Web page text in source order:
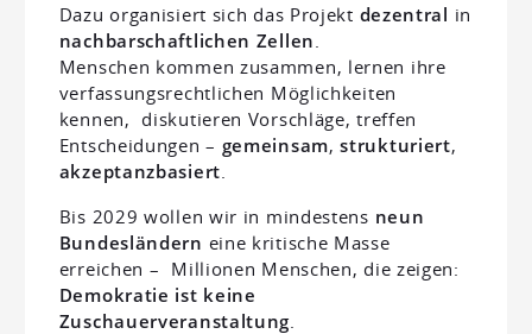
Dazu organisiert sich das Projekt dezentral in
nachbarschaftlichen Zellen
Menschen kommen zusammen, lernen ihre
verfassungsrechtlichen Möglichkeiten
kennen, diskutieren Vorschläge, treffen
Entscheidungen – gemeinsam,strukturiert,
akzeptanzbasiert
Bis 2029 wollen wir in mindestens neun
Bundesländern eine kritische Masse
erreichen – Millionen Menschen, die zeigen:
Demokratie ist keine
Zuschauerveranstaltung